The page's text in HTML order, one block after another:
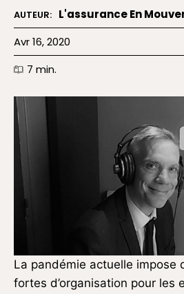
AUTEUR: L'assurance En
Avr 16, 2020
7 min.
La pandémie actuelle impose
fortes d’organisation pour les